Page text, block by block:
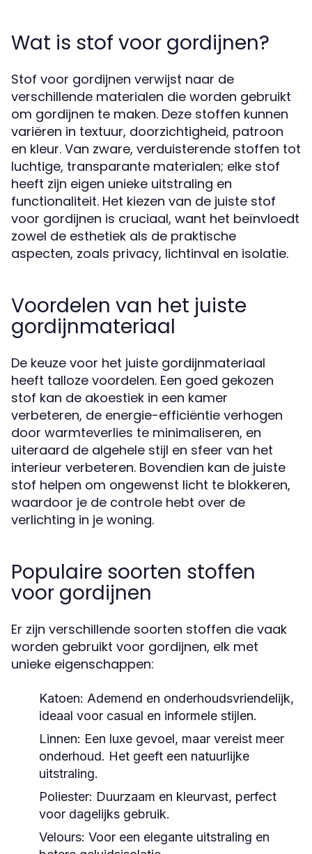
Wat is stof voor gordijnen?
Stof voor gordijnen verwijst naar de
verschillende materialen die worden gebruikt
om gordijnen te maken. Deze stoffen kunnen
variëren in textuur, doorzichtigheid, patroon
en kleur. Van zware, verduisterende stoffen tot
luchtige, transparante materialen; elke stof
heeft zijn eigen unieke uitstraling en
functionaliteit. Het kiezen van de juiste stof
voor gordijnen is cruciaal, want het beïnvloedt
zowel de esthetiek als de praktische
aspecten, zoals privacy, lichtinval en isolatie.
Voordelen van het juiste
gordijnmateriaal
De keuze voor het juiste gordijnmateriaal
heeft talloze voordelen. Een goed gekozen
stof kan de akoestiek in een kamer
verbeteren, de energie-efficiëntie verhogen
door warmteverlies te minimaliseren, en
uiteraard de algehele stijl en sfeer van het
interieur verbeteren. Bovendien kan de juiste
stof helpen om ongewenst licht te blokkeren,
waardoor je de controle hebt over de
verlichting in je woning.
Populaire soorten stoffen
voor gordijnen
Er zijn verschillende soorten stoffen die vaak
worden gebruikt voor gordijnen, elk met
unieke eigenschappen:
Katoen: Ademend en onderhoudsvriendelijk,
ideaal voor casual en informele stijlen.
Linnen: Een luxe gevoel, maar vereist meer
onderhoud. Het geeft een natuurlijke
uitstraling.
Poliester: Duurzaam en kleurvast, perfect
voor dagelijks gebruik.
Velours: Voor een elegante uitstraling en